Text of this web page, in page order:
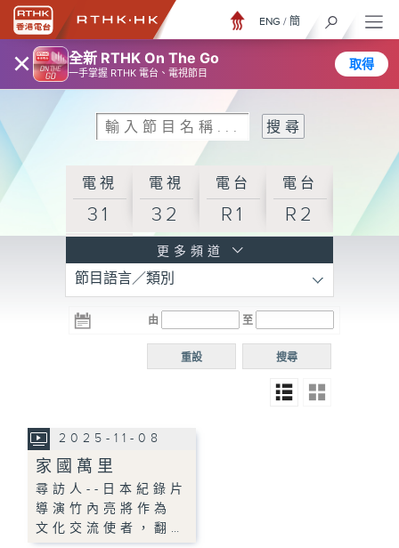
× 全新 RTHK On The Go
一手掌握 RTHK 電台、電視節目
取得
ENG / 簡
電視
31
電視
32
電台
R1
電台
R2
R3
電台 電台
R5
電台
普通
更多頻道
節目語言／類別
由 至
搜尋
重設
2025-11-08
家國萬里
尋訪人--日本紀錄片
導演竹內亮將作為
文化交流使者，翻…